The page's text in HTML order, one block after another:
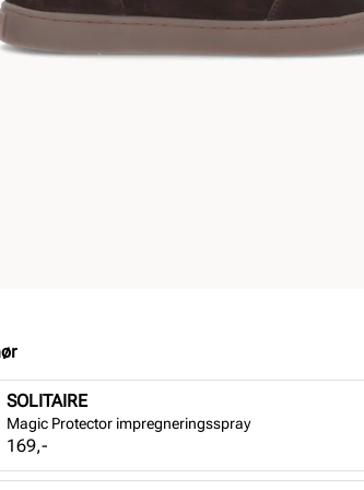
SOLITAIRE
Magic Protector impregneringsspray
Pris
169,-